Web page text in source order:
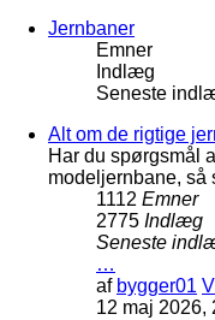
Jernbaner
Emner
Indlæg
Seneste
Alt om de rigtige
Har du spørgsmål
modeljernbane, så
1112 Emner
2775 Indlæg
Seneste
…
af bygger01
12 maj 2026,